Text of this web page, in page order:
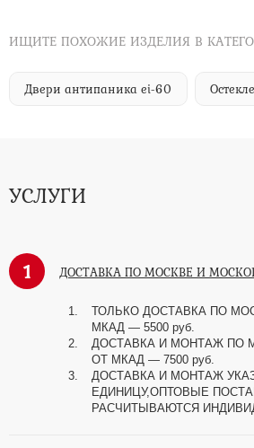
ИЩИТЕ ПОХОЖИЕ ИЗДЕЛИЯ В
Двери антипаника ei-60
УСЛУГИ
1 ДОСТАВКА ПО МОСКВЕ И
ТОЛЬКО ДОСТАВКА ПО
МКАД — 5500 руб.
ДОСТАВКА И МОНТАЖ ПО
ОТ МКАД — 7500 руб.
ДОСТАВКА И МОНТАЖ
ЕДИНИЦУ,ОПТОВЫЕ
РАСЧИТЫВАЮТСЯ